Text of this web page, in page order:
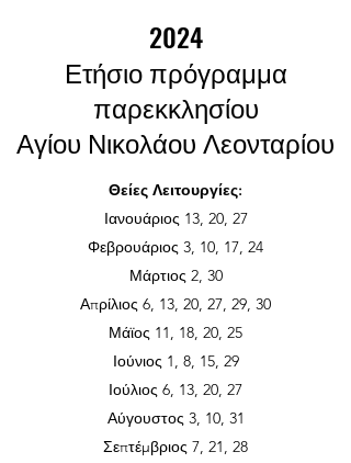
2024
Ετήσιο πρόγραμμα
παρεκκλησίου
Αγίου Νικολάου Λεονταρίου
Θείες Λειτουργίες:
Ιανουάριος 13, 20, 27
Φεβρουάριος 3, 10, 17, 24
Μάρτιος 2, 30
Απρίλιος 6, 13, 20, 27, 29, 30
Μάϊος 11, 18, 20, 25
Ιούνιος 1, 8, 15, 29
Ιούλιος 6, 13, 20, 27
Αύγουστος 3, 10, 31
Σεπτέμβριος 7, 21, 28